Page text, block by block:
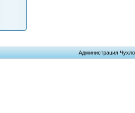
Администрация